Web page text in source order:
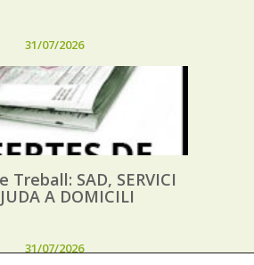
31/07/2026
Treball: SAD, SERVICI
A DOMICILI
31/07/2026